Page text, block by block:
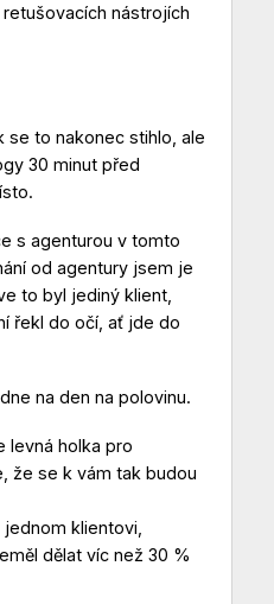
nástrojích
to nakonec stihlo, ale
30 minut před
s agenturou v tomto
od agentury jsem je
to byl jediný klient,
řekl do očí, ať jde do
na den na polovinu.
levná holka pro
že se k vám tak budou
klientovi,
dělat víc než 30 %